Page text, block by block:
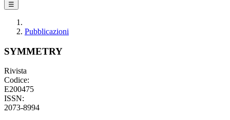
☰
Pubblicazioni
SYMMETRY
Rivista
Codice:
E200475
ISSN:
2073-8994